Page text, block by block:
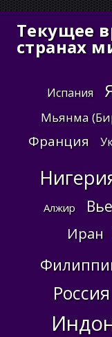
Текущее
странах
Испания
Мьянма
Франция
Алжир
Иран
Россия